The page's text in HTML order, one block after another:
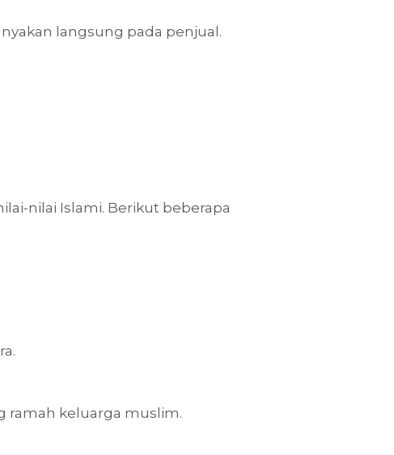
langsung pada penjual.
nilai Islami. Berikut beberapa
ramah keluarga muslim.